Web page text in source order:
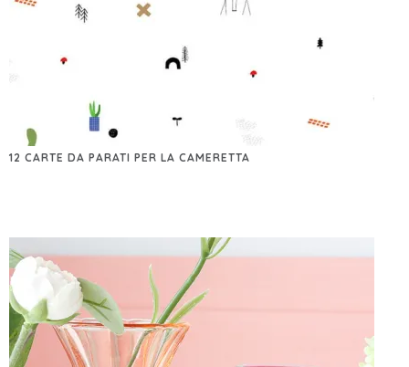
12 CARTE DA PARATI PER LA CAMERETTA